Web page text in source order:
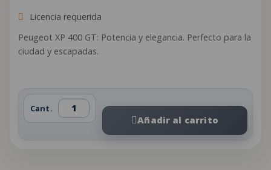
Licencia requerida
Peugeot XP 400 GT: Potencia y elegancia. Perfecto para la
ciudad y escapadas.
Cant.
Añadir al carrito